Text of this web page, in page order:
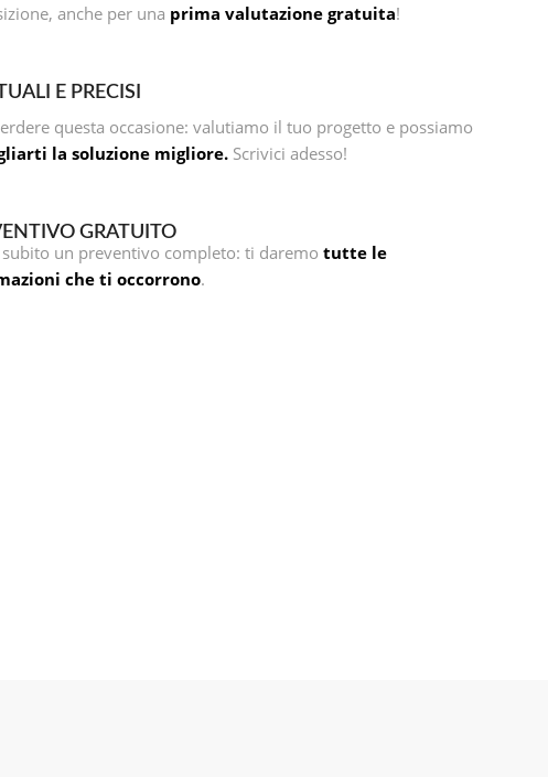
anche per una prima valutazione gratuita!
E PRECISI
questa occasione: valutiamo il tuo progetto e possiamo
la soluzione migliore. Scrivici adesso!
GRATUITO
subito un preventivo completo: ti daremo tutte le
che ti occorrono.